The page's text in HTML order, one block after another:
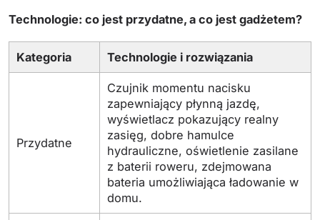
Technologie: co jest przydatne, a co jest gadżetem?
Kategoria Technologie i rozwiązania
Przydatne
Czujnik momentu nacisku
zapewniający płynną jazdę,
wyświetlacz pokazujący realny
zasięg, dobre hamulce
hydrauliczne, oświetlenie zasilane
z baterii roweru, zdejmowana
bateria umożliwiająca ładowanie w
domu.